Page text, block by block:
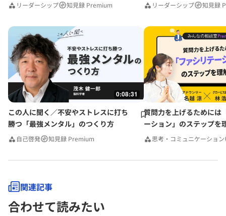
リーダーシップ 知見録 Premium リーダーシップ 知見録
0:08:31
この人に聞く／不安やストレスに打ち
勝つ「最強メンタル」のつくり方
自己啓発 知見録 Premium
質問力を上げるためには
ーション」のステップを
みんなの相談室Premium
思考・コミュニケーション
関連記事
合わせて読みたい